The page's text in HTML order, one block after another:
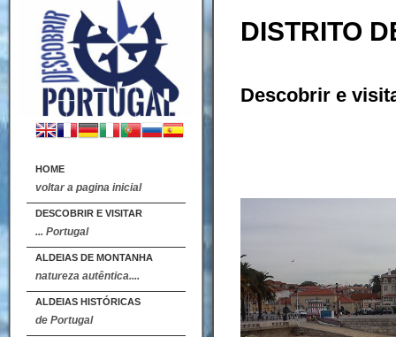
HOME
voltar a pagina inicial
DESCOBRIR E VISITAR
... Portugal
ALDEIAS DE MONTANHA
natureza autêntica....
ALDEIAS HISTÓRICAS
de Portugal
DISTRITO
Descobrir e